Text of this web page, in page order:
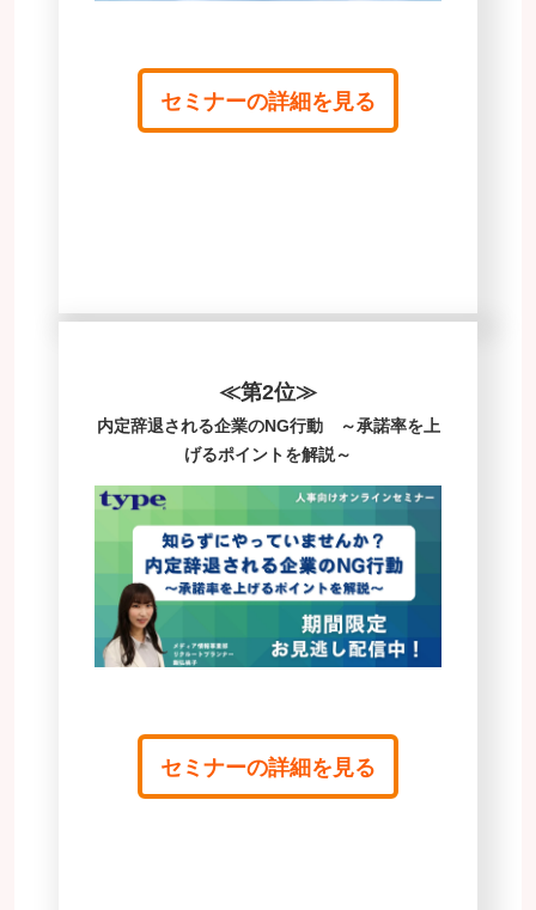
セミナーの詳細を見る
≪第2位≫
内定辞退される企業のNG行動 ～承諾率を上
げるポイントを解説～
セミナーの詳細を見る